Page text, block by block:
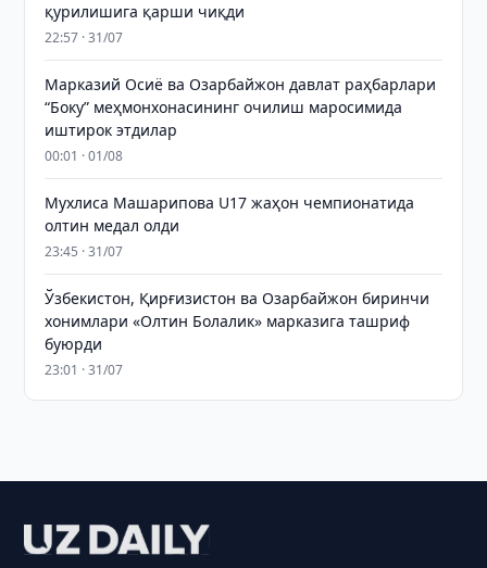
қурилишига қарши чиқди
22:57 · 31/07
Марказий Осиё ва Озарбайжон давлат раҳбарлари
“Боку” меҳмонхонасининг очилиш маросимида
иштирок этдилар
00:01 · 01/08
Мухлиса Машарипова U17 жаҳон чемпионатида
олтин медал олди
23:45 · 31/07
Ўзбекистон, Қирғизистон ва Озарбайжон биринчи
хонимлари «Олтин Болалик» марказига ташриф
буюрди
23:01 · 31/07